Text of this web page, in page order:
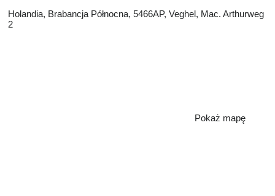
Holandia, Brabancja Północna, 5466AP, Veghel, Mac. Arthurweg
2
Pokaż mapę